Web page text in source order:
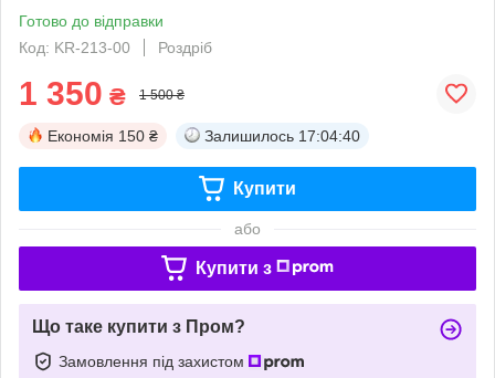
Готово до відправки
Код: KR-213-00
Роздріб
1 350 ₴ 1 500 ₴
Економія 150 ₴ Залишилось 17:04:39
Купити
або
Купити з
Що таке купити з Пром?
Замовлення під захистом